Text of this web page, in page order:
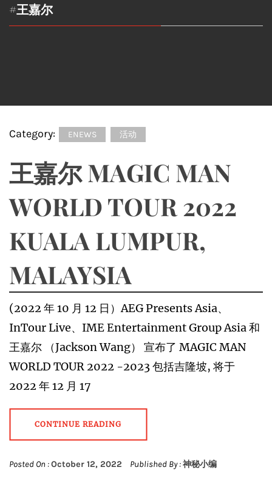
#王嘉尔
Category: ENEWS 活动
王嘉尔 MAGIC MAN
WORLD TOUR 2022
KUALA LUMPUR,
MALAYSIA
(2022 年 10 月 12 日）AEG Presents Asia、
InTour Live、IME Entertainment Group Asia 和
王嘉尔 （Jackson Wang） 宣布了 MAGIC MAN
WORLD TOUR 2022 -2023 包括吉隆坡, 将于
2022 年 12 月 17
CONTINUE READING
Posted On :October 12, 2022 Published By :神秘小编